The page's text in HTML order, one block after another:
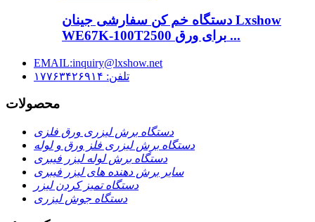
دستگاه خم کن سفارشی جینان Lxshow
WE67K-100T2500 برای ورق ...
EMAIL:inquiry@lxshow.net
تلفن: ۱۷۷۶۳۴۲۶۹۱۴
محصولات
دستگاه برش لیزری ورق فلزی
دستگاه برش لیزری فلز ورق و لوله
دستگاه برش لوله لیزر فیبری
سایر برش دهنده های لیزر فیبری
دستگاه تمیز کردن لیزر
دستگاه جوش لیزری